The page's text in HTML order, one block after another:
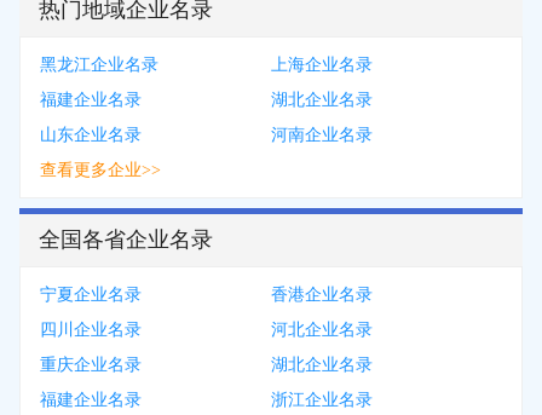
热门地域企业名录
黑龙江企业名录
上海企业名录
福建企业名录
湖北企业名录
山东企业名录
河南企业名录
查看更多企业>>
全国各省企业名录
宁夏企业名录
香港企业名录
四川企业名录
河北企业名录
重庆企业名录
湖北企业名录
福建企业名录
浙江企业名录